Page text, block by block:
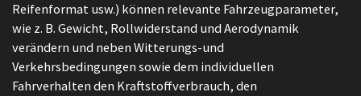
Reifenformat usw.) können relevante Fahrzeugparameter,
wie z. B. Gewicht, Rollwiderstand und Aerodynamik
verändern und neben Witterungs-und
Verkehrsbedingungen sowie dem individuellen
Fahrverhalten den Kraftstoffverbrauch, den